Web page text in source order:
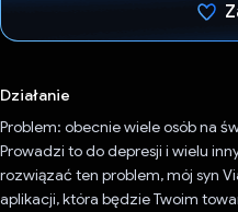
Działanie
Problem: obecnie wiele osób na
Prowadzi to do depresji i wielu
rozwiązać ten problem, mój syn
aplikacji, która będzie Twoim